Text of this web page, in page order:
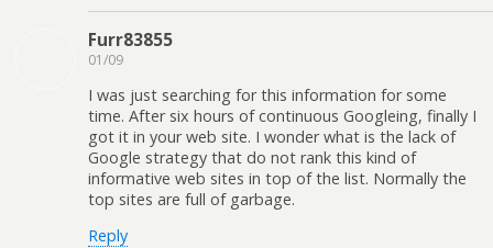
Furr83855
01/09
I was just searching for this information for some
time. After six hours of continuous Googleing, finally I
got it in your web site. I wonder what is the lack of
Google strategy that do not rank this kind of
informative web sites in top of the list. Normally the
top sites are full of garbage.
Reply